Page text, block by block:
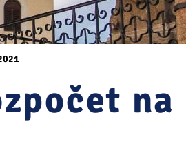
na